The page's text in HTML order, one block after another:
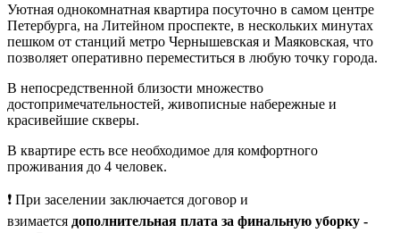
Уютная однокомнатная квартира посуточно в самом центре
Петербурга, на Литейном проспекте, в нескольких минутах
пешком от станций метро Чернышевская и Маяковская, что
позволяет оперативно переместиться в любую точку города.
В непосредственной близости множество
достопримечательностей, живописные набережные и
красивейшие скверы.
В квартире есть все необходимое для комфортного
проживания до 4 человек.
❗ При заселении заключается договор и
взимается дополнительная плата за финальную уборку -